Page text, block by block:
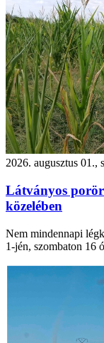
2026. augusztus 01.,
Látványos
közelében
Nem mindennapi
1-jén, szombaton 16